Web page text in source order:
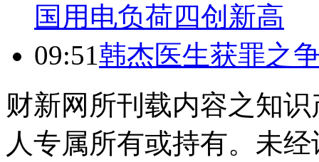
国用电负荷四创新高
09:51韩杰医生获罪之
财新网所刊载内容之知
人专属所有或持有。未